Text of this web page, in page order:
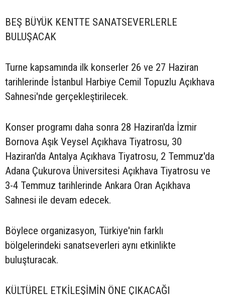
BEŞ BÜYÜK KENTTE SANATSEVERLERLE
BULUŞACAK
Turne kapsamında ilk konserler 26 ve 27 Haziran
tarihlerinde İstanbul Harbiye Cemil Topuzlu Açıkhava
Sahnesi'nde gerçekleştirilecek.
Konser programı daha sonra 28 Haziran'da İzmir
Bornova Aşık Veysel Açıkhava Tiyatrosu, 30
Haziran'da Antalya Açıkhava Tiyatrosu, 2 Temmuz'da
Adana Çukurova Üniversitesi Açıkhava Tiyatrosu ve
3-4 Temmuz tarihlerinde Ankara Oran Açıkhava
Sahnesi ile devam edecek.
Böylece organizasyon, Türkiye'nin farklı
bölgelerindeki sanatseverleri aynı etkinlikte
buluşturacak.
KÜLTÜREL ETKİLEŞİMİN ÖNE ÇIKACAĞI